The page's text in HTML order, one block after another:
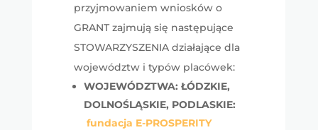
przyjmowaniem wniosków o
GRANT zajmują się następujące
STOWARZYSZENIA działające dla
województw i typów placówek:
WOJEWÓDZTWA: ŁÓDZKIE,
DOLNOŚLĄSKIE, PODLASKIE:
fundacja E-PROSPERITY